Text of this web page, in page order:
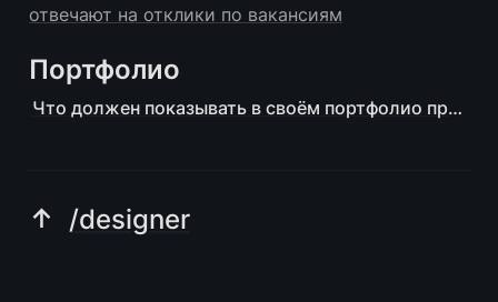
отвечают на отклики по вакансиям
Портфолио
Что должен показывать в своём портфолио продуктовый дизайнер
↑ /designer